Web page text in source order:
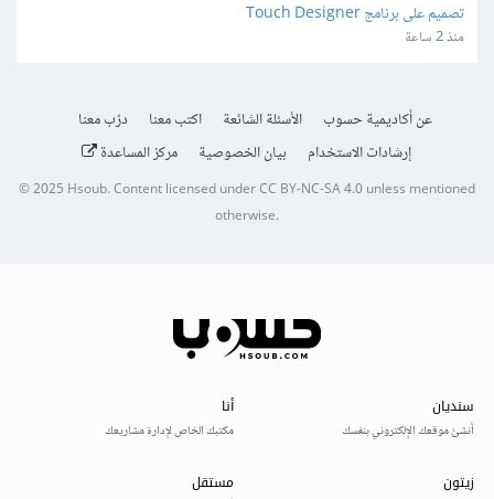
تصميم على برنامج Touch Designer
منذ 2 ساعة
عن أكاديمية حسوب الأسئلة الشائعة اكتب معنا
درّب معنا
إرشادات الاستخدام
بيان الخصوصية مركز المساعدة
© 2025 Hsoub.Content licensed underCC BY-NC-SA 4.0unless mentioned
otherwise.